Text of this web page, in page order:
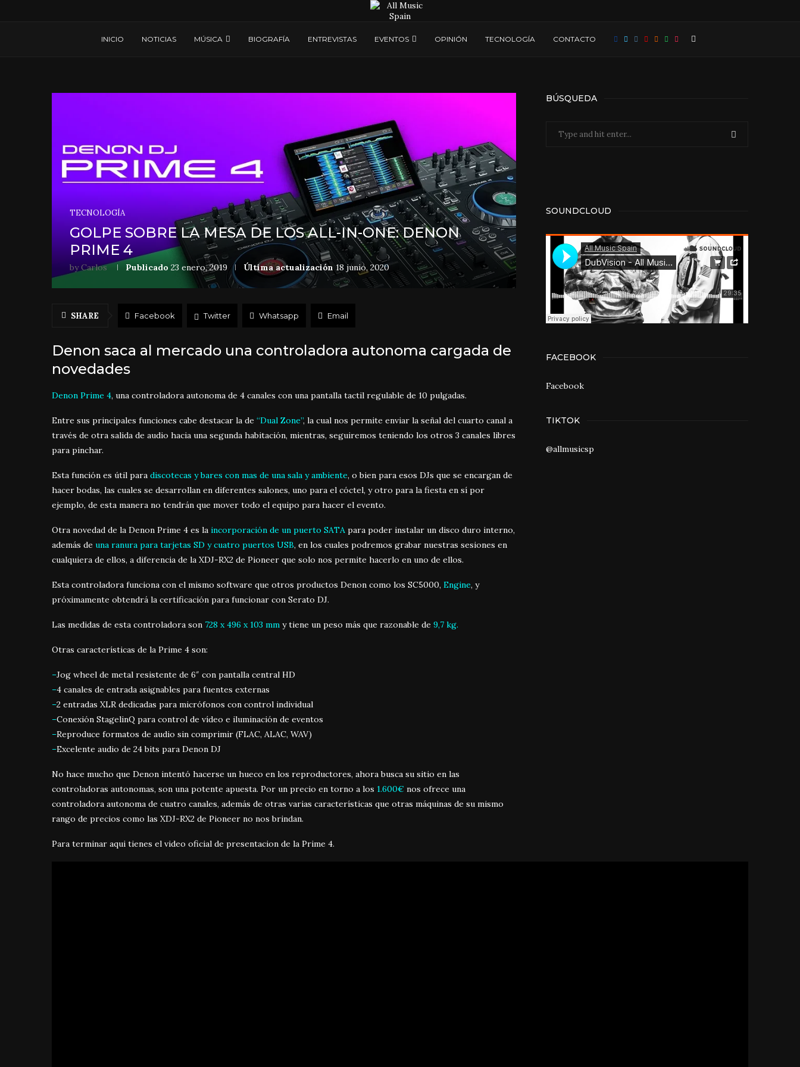
INICIO NOTICIAS MÚSICA BIOGRAFÍA ENTREVISTAS EVENTOS OPINIÓN TECNOLOGÍA CONTACTO
TECNOLOGÍA
GOLPE SOBRE LA MESA DE LOS ALL-IN-ONE: DENON
PRIME 4
byCarlos Publicado 23 enero, 2019 Última actualización 18 junio, 2020
SHARE Facebook Twitter Whatsapp Email
Denon saca al mercado una controladora autonoma cargada de
novedades
Denon Prime 4, una controladora autonoma de 4 canales con una pantalla tactil regulable de 10 pulgadas.
Entre sus principales funciones cabe destacar la de “Dual Zone”, la cual nos permite enviar la señal del cuarto canal a
través de otra salida de audio hacia una segunda habitación, mientras, seguiremos teniendo los otros 3 canales libres
para pinchar.
Esta función es útil para discotecas y bares con mas de una sala y ambiente, o bien para esos DJs que se encargan de
hacer bodas, las cuales se desarrollan en diferentes salones, uno para el cóctel, y otro para la fiesta en sí por
ejemplo, de esta manera no tendrán que mover todo el equipo para hacer el evento.
Otra novedad de la Denon Prime 4 es la incorporación de un puerto SATA para poder instalar un disco duro interno,
además de una ranura para tarjetas SD y cuatro puertos USB, en los cuales podremos grabar nuestras sesiones en
cualquiera de ellos, a diferencia de la XDJ-RX2 de Pioneer que solo nos permite hacerlo en uno de ellos.
Esta controladora funciona con el mismo software que otros productos Denon como los SC5000, Engine, y
próximamente obtendrá la certificación para funcionar con Serato DJ.
Las medidas de esta controladora son 728 x 496 x 103 mm y tiene un peso más que razonable de 9,7 kg.
Otras características de la Prime 4 son:
–Jog wheel de metal resistente de 6″ con pantalla central HD
–4 canales de entrada asignables para fuentes externas
–2 entradas XLR dedicadas para micrófonos con control individual
–Conexión StagelinQ para control de vídeo e iluminación de eventos
–Reproduce formatos de audio sin comprimir (FLAC, ALAC, WAV)
–Excelente audio de 24 bits para Denon DJ
No hace mucho que Denon intentó hacerse un hueco en los reproductores, ahora busca su sitio en las
controladoras autonomas, son una potente apuesta. Por un precio en torno a los 1.600€ nos ofrece una
controladora autonoma de cuatro canales, además de otras varias características que otras máquinas de su mismo
rango de precios como las XDJ-RX2 de Pioneer no nos brindan.
Para terminar aqui tienes el video oficial de presentacion de la Prime 4.
BÚSQUEDA
SOUNDCLOUD
FACEBOOK
Facebook
TIKTOK
@allmusicsp